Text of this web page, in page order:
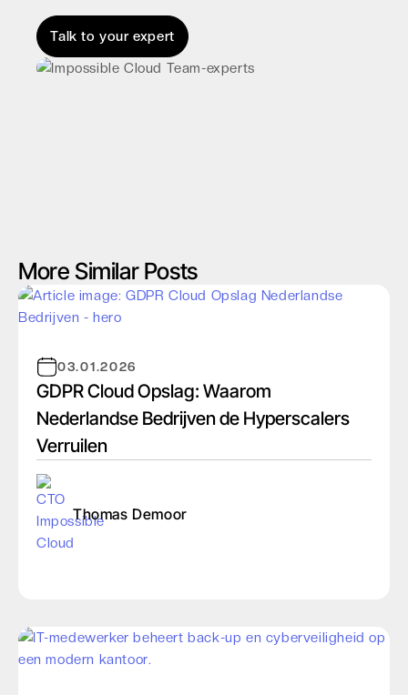
Talk to your expert
More Similar Posts
03.01.2026
GDPR Cloud Opslag: Waarom
Nederlandse Bedrijven de Hyperscalers
Verruilen
Thomas Demoor